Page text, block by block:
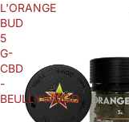
L'ORANGE
BUD
5
G-
CBD
-
BEULLYWOOD